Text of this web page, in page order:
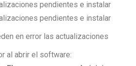
pendientes e instalar
pendientes e instalar
en error las actualizaciones
al abrir el software: